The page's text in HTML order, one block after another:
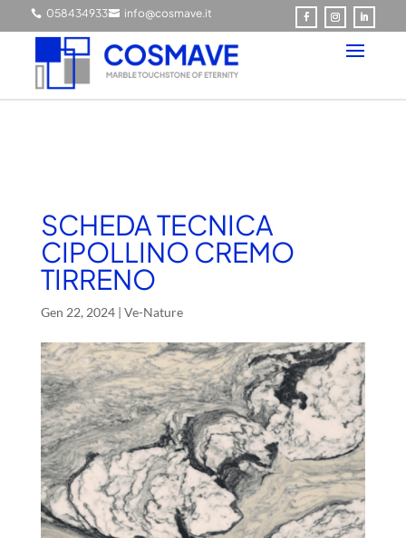
 0584349337 info@cosmave.it
SCHEDA TECNICA
CIPOLLINO CREMO
TIRRENO
Gen 22, 2024| Ve-Nature